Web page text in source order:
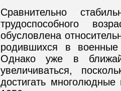
Сравнительно
трудоспособного
обусловлена
родившихся в
Однако уже в
увеличиваться,
достигать